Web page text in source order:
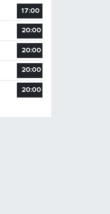
17:00
20:00
20:00
20:00
20:00